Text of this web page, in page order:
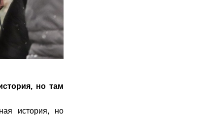
но там
история, но